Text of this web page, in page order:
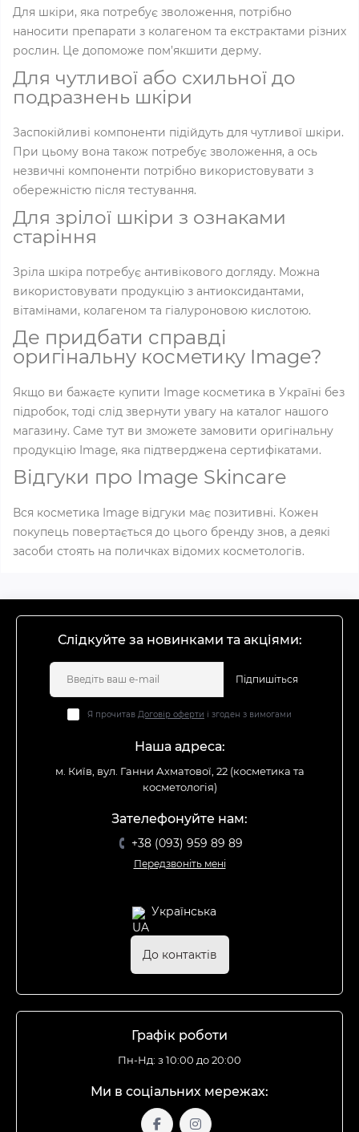
Для шкіри, яка потребує зволоження, потрібно
наносити препарати з колагеном та екстрактами різних
рослин. Це допоможе пом’якшити дерму.
Для чутливої або схильної до
подразнень шкіри
Заспокійливі компоненти підійдуть для чутливої шкіри.
При цьому вона також потребує зволоження, а ось
незвичні компоненти потрібно використовувати з
обережністю після тестування.
Для зрілої шкіри з ознаками
старіння
Зріла шкіра потребує антивікового догляду. Можна
використовувати продукцію з антиоксидантами,
вітамінами, колагеном та гіалуроновою кислотою.
Де придбати справді
оригінальну косметику Image?
Якщо ви бажаєте купити Image косметика в Україні без
підробок, тоді слід звернути увагу на каталог нашого
магазину. Саме тут ви зможете замовити оригінальну
продукцію Image, яка підтверджена сертифікатами.
Відгуки про Image Skincare
Вся косметика Image відгуки має позитивні. Кожен
покупець повертається до цього бренду знов, а деякі
засоби стоять на поличках відомих косметологів.
Слідкуйте за новинками та акціями:
Підпишіться
Я прочитав Договір оферти і згоден з вимогами
Наша адреса:
м. Київ, вул. Ганни Ахматової, 22 (косметика та
косметологія)
Зателефонуйте нам:
+38 (093) 959 89 89
Передзвоніть мені
Українська
До контактів
Графік роботи
Пн-Нд: з 10:00 до 20:00
Ми в соціальних мережах: